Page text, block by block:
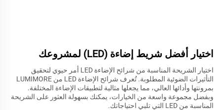
اختيار أفضل شريط إضاءة (LED) لمشروعك
اختيار الشريحة المناسبة من شرائح الإضاءة LED أمر حيوي لتحقيق
التأثيرات الضوئية المطلوبة. تُعرف شرائح الإضاءة LED من LUMIMORE
بمرونتها وأدائها العالي، مما يجعلها مثالية لتطبيقات الإضاءة المختلفة.
وبفضل مجموعة واسعة من الخيارات، يمكنك بسهولة العثور على الشريحة
المناسبة من LED التي تلبي احتياجاتك.